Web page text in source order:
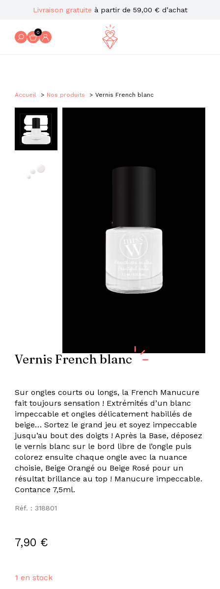
Livraison gratuite à partir de 59,00 € d’achat
0
Accueil Nos produits Vernis French blanc
Vernis French blanc
Sur ongles courts ou longs, la French Manucure
fait toujours sensation ! Extrémités d’un blanc
impeccable et ongles délicatement habillés de
beige… Sortez le grand jeu et soyez impeccable
jusqu’au bout des doigts ! Après la Base, déposez
le vernis blanc sur le bord libre de l’ongle puis
colorez ensuite chaque ongle avec la nuance
choisie, Beige Orangé ou Beige Rosé pour un
résultat brillance au top ! Manucure impeccable.
Contance 7,5ml.
Réf. : 318801
7,90 €
1 en stock